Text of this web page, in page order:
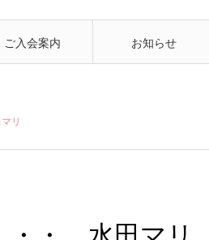
ご入会案内 お知らせ
リ